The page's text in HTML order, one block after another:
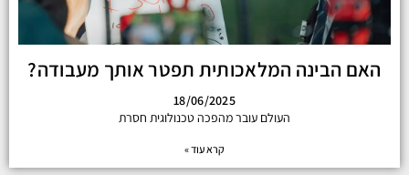
האם הבינה המלאכותית תפטר אותך מעבודה?
18/06/2025
העולם עובר מהפכה טכנולוגית חסרת
קרא עוד »